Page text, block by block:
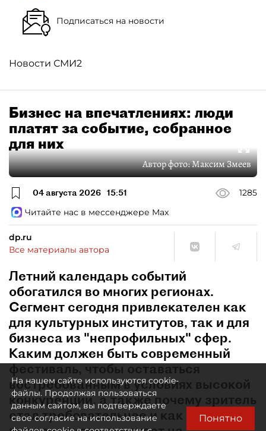
Подписаться на новости
Новости СМИ2
Бизнес на впечатлениях: люди
платят за событие, собранное
для них
Автор фото:Максим Змеев
04 августа 2026 15:51
1285
Читайте нас в мессенджере Max
dp.ru
Все материалы автора
Летний календарь событий
обогатился во многих регионах.
Сегмент сегодня привлекателен как
для культурных институтов, так и для
бизнеса из "непрофильных" сфер.
Каким должен быть современный
фестиваль, чтобы оставаться
востребованным в условиях высокой
конкуренции, а также почему зритель
стал требовательнее и как
На нашем сайте используются cookie-
файлы. Продолжая пользоваться
данным сайтом, вы подтверждаете
свое согласие на использование
Понятно